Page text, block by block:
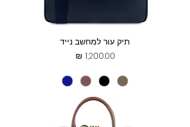
תיק עור למחשב נייד
מחיר